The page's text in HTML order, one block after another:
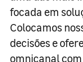
focada em
Colocamos
decisões e
omnicanal